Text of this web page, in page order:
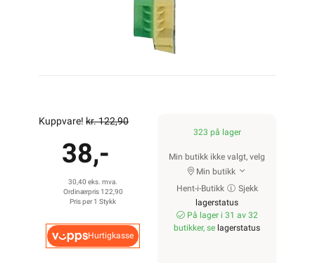
Kuppvare! kr. 122,90
38,-
30,40 eks. mva.
Ordinærpris 122,90
Pris per 1 Stykk
Hurtigkasse
323 på lager
Min butikk ikke valgt, velg
Min butikk
Hent-i-Butikk
Sjekk
lagerstatus
På lager i 31 av 32
butikker, se lagerstatus